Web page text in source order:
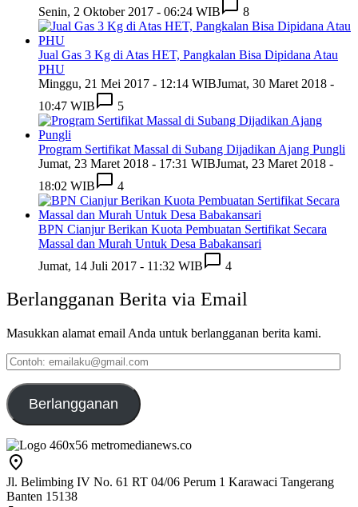
Senin, 2 Oktober 2017 - 06:24 WIB
8
Jual Gas 3 Kg di Atas HET, Pangkalan Bisa Dipidana Atau
PHU
Minggu, 21 Mei 2017 - 12:14 WIBJumat, 30 Maret 2018 -
10:47 WIB
5
Program Sertifikat Massal di Subang Dijadikan Ajang Pungli
Jumat, 23 Maret 2018 - 17:31 WIBJumat, 23 Maret 2018 -
18:02 WIB
4
BPN Cianjur Berikan Kuota Pembuatan Sertifikat Secara
Massal dan Murah Untuk Desa Babakansari
Jumat, 14 Juli 2017 - 11:32 WIB
4
Berlangganan Berita via Email
Masukkan alamat email Anda untuk berlangganan berita kami.
Contoh:
emailaku@gmail.com
Berlangganan
Jl. Belimbing IV No. 61 RT 04/06 Perum 1 Karawaci Tangerang
Banten 15138